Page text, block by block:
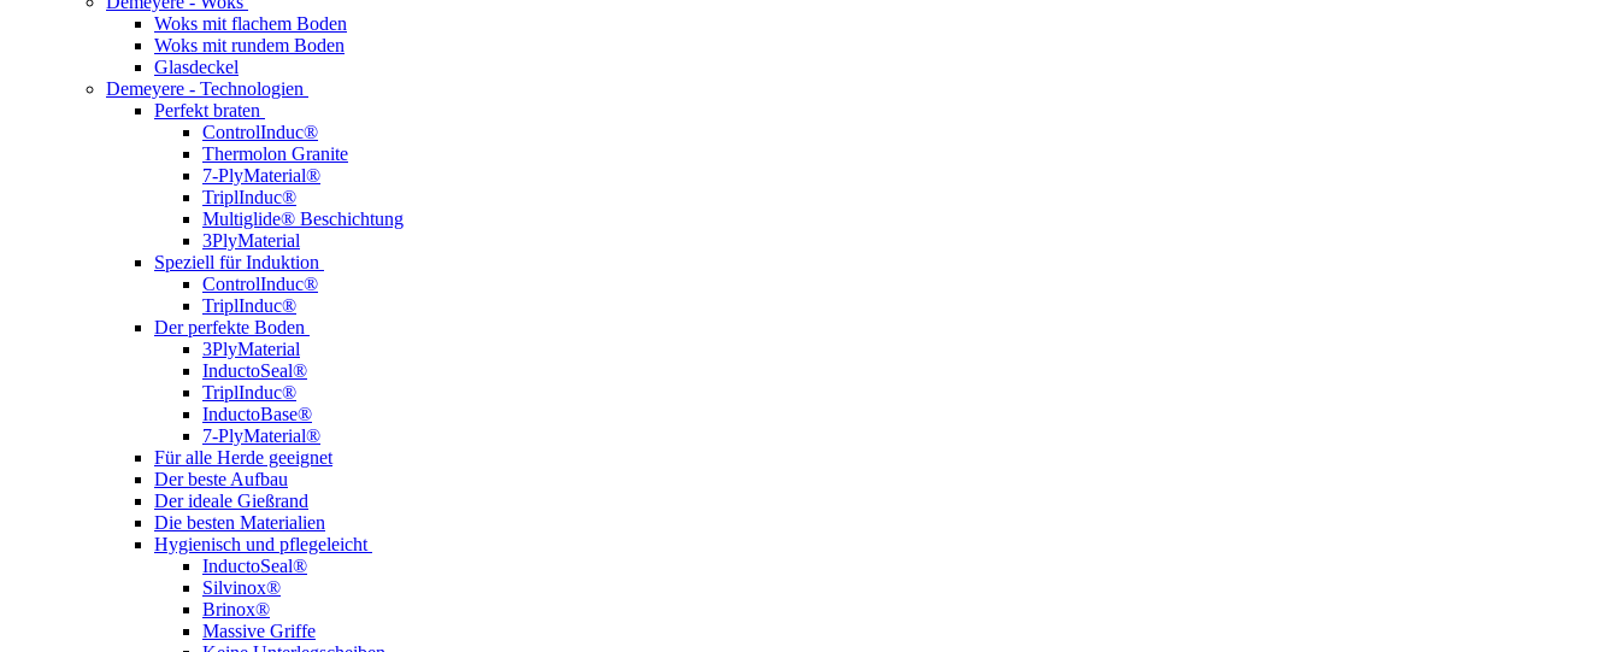
Woks mit flachem Boden
Woks mit rundem Boden
Glasdeckel
Demeyere - Technologien
Perfekt braten
ControlInduc®
Thermolon Granite
7-PlyMaterial®
TriplInduc®
Multiglide® Beschichtung
3PlyMaterial
Speziell für Induktion
ControlInduc®
TriplInduc®
Der perfekte Boden
3PlyMaterial
InductoSeal®
TriplInduc®
InductoBase®
7-PlyMaterial®
Für alle Herde geeignet
Der beste Aufbau
Der ideale Gießrand
Die besten Materialien
Hygienisch und pflegeleicht
InductoSeal®
Silvinox®
Brinox®
Massive Griffe